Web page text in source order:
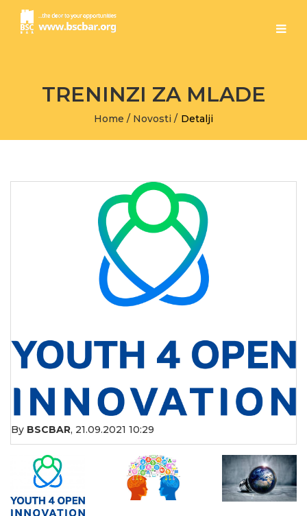
TRENINZI ZA MLADE
Home / Novosti / Detalji
By BSCBAR, 21.09.2021 10:29